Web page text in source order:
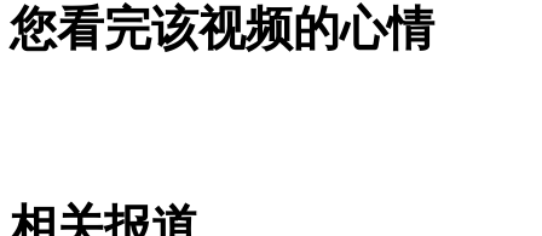
<寒战>金像9奖 梁家辉再夺帝
女孩北京地铁殴打老人 痛下狠手拳打脚踢
您看完该视频的心情